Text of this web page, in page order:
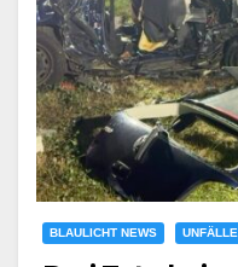
BLAULICHT NEWS UNFÄLLE